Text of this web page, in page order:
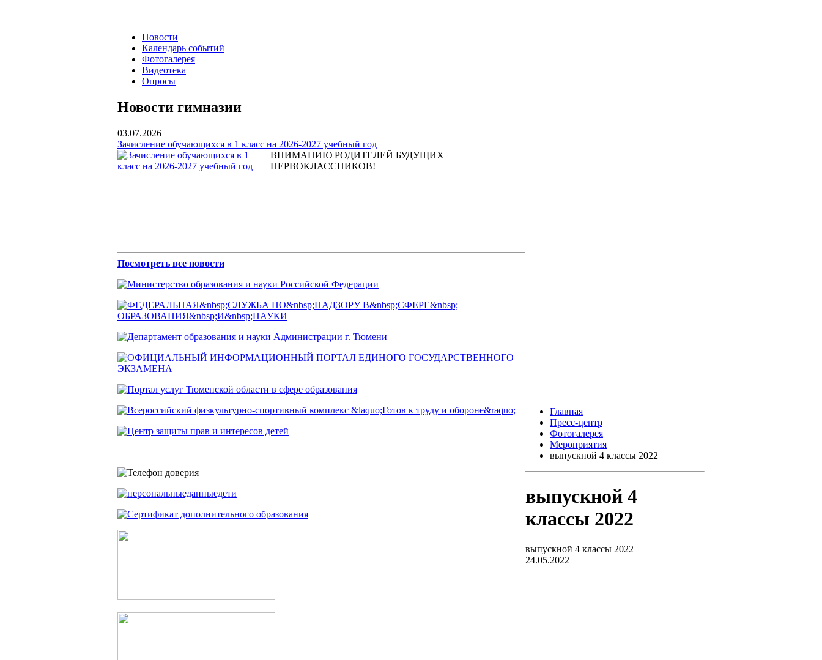
Новости
Календарь событий
Фотогалерея
Видеотека
Опросы
Новости гимназии
03.07.2026
Зачисление обучающихся в 1 класс на 2026-2027 учебный год
ВНИМАНИЮ РОДИТЕЛЕЙ БУДУЩИХ
ПЕРВОКЛАССНИКОВ!
Посмотреть все новости
Главная
Пресс-центр
Фотогалерея
Мероприятия
выпускной 4 классы 2022
выпускной 4
классы 2022
выпускной 4 классы 2022
24.05.2022